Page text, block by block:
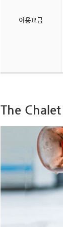
이용요금
The